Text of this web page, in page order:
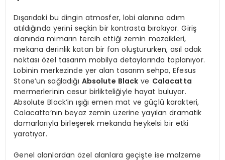
Dışarıdaki bu dingin atmosfer, lobi alanına adım
atıldığında yerini seçkin bir kontrasta bırakıyor. Giriş
alanında mimarın tercih ettiği zemin mozaikleri,
mekana derinlik katan bir fon oluştururken, asıl odak
noktası özel tasarım mobilya detaylarında toplanıyor.
Lobinin merkezinde yer alan tasarım sehpa, Efesus
Stone’un sağladığı Absolute Black ve Calacatta
mermerlerinin cesur birlikteliğiyle hayat buluyor.
Absolute Black’in ışığı emen mat ve güçlü karakteri,
Calacatta’nın beyaz zemin üzerine yayılan dramatik
damarlarıyla birleşerek mekanda heykelsi bir etki
yaratıyor.
Genel alanlardan özel alanlara geçişte ise malzeme